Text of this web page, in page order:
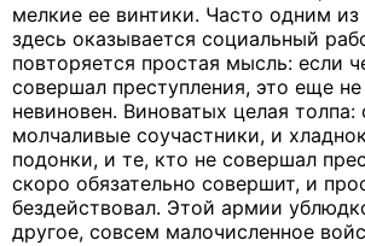
мелкие ее винтики. Часто одним из
здесь оказывается социальный
повторяется простая мысль: если
совершал преступления, это еще не
невиновен. Виноватых целая толпа:
молчаливые соучастники, и
подонки, и те, кто не совершал
скоро обязательно совершит, и
бездействовал. Этой армии
другое, совсем малочисленное